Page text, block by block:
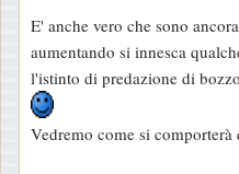
E' anche vero che sono
aumentando si innesca
l'istinto di predazione di
Vedremo come si comporterà